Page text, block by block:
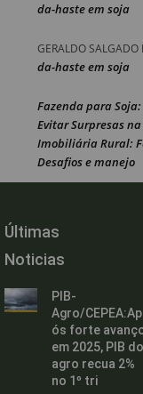
da-haste em soja
GERALDO SALGADO
da-haste em soja
Fazenda para
Evitar Surpresas
Imobiliária Rural:
Desafios e manejo
Últimas
Noticias
PIB-
Agro/CEPEA:Ap
ós forte
em 2025, PIB do
agro recua 2%
no 1º tri